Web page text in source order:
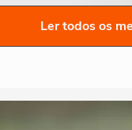
Ler todos os